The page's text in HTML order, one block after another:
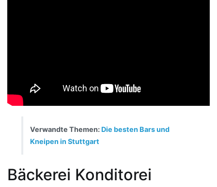
Verwandte Themen: Die besten Bars und
Kneipen in Stuttgart
Bäckerei Konditorei